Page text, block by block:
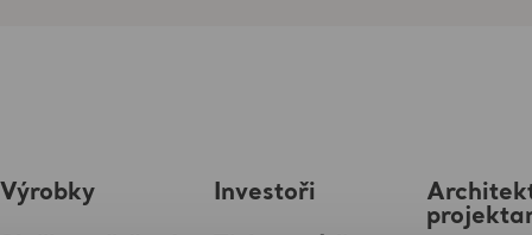
Výrobky Investoři